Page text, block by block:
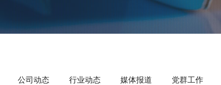
公司动态 行业动态 媒体报道 党群工作